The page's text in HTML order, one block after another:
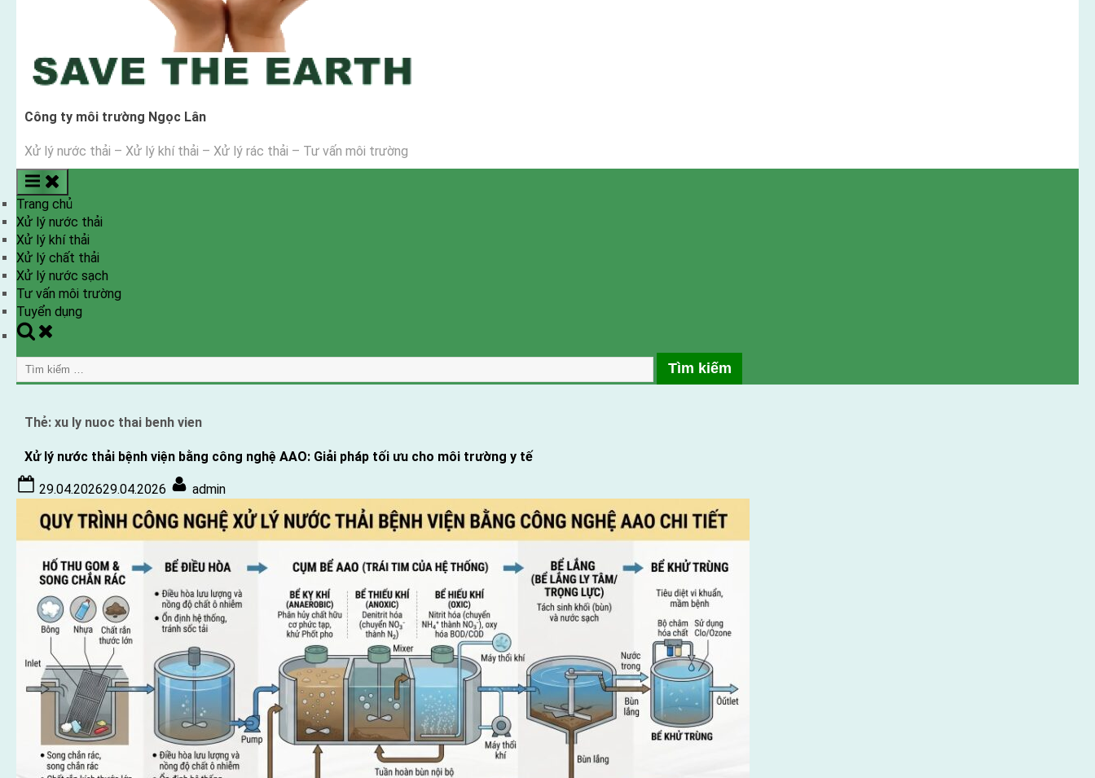
Công ty môi trường Ngọc Lân
Xử lý nước thải – Xử lý khí thải – Xử lý rác thải – Tư vấn môi trường
Trang chủ
Xử lý nước thải
Xử lý khí thải
Xử lý chất thải
Xử lý nước sạch
Tư vấn môi trường
Tuyển dụng
Toggle
form
Tìm
kiếm
cho:
Thẻ: xu ly nuoc thai benh vien
Xử lý nước thải bệnh viện bằng công nghệ AAO: Giải pháp tối ưu cho môi trường y tế
Posted
on
29.04.202629.04.2026 By
admin